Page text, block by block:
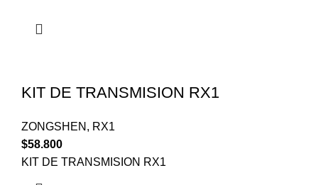
KIT DE TRANSMISION RX1
ZONGSHEN , RX1
$58.800
KIT DE TRANSMISION RX1